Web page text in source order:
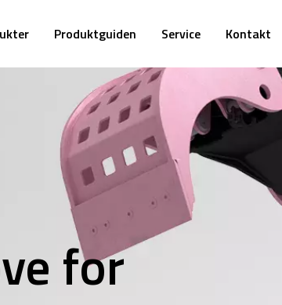
Produktguiden Service Kontakt
for